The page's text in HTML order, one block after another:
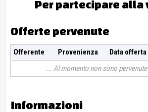
Per partecipare alla
Offerte pervenute
Offerente Provenienza Data offerta
Al momento non sono
Informazioni